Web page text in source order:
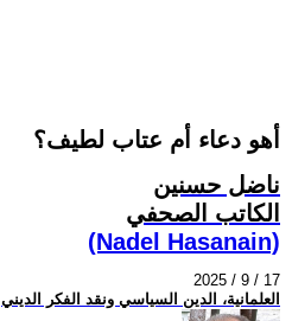
أهو دعاء أم عتاب لطيف؟
ناضل حسنين
الكاتب الصحفي
(Nadel Hasanain)
2025 / 9 / 17
العلمانية، الدين السياسي ونقد الفكر الديني